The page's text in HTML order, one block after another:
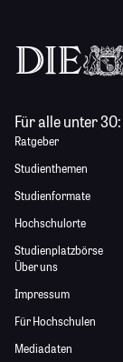
Für alle unter 30:
Ratgeber
Studienthemen
Studienformate
Hochschulorte
Studienplatzbörse
Über uns
Impressum
Für Hochschulen
Mediadaten